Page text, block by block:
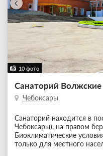
10 фото
Санаторий Волжские
Чебоксары
Санаторий находится в
Чебоксары), на правом
Биоклиматические
только для местного